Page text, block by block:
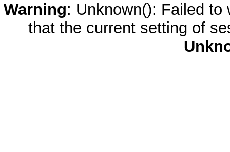
Warning: Unknown(): Failed
that the current setting of